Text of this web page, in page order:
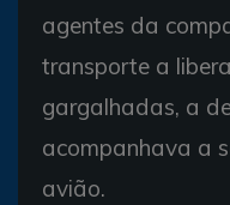
agentes da
transporte a
gargalhadas, a
acompanhava a
avião.